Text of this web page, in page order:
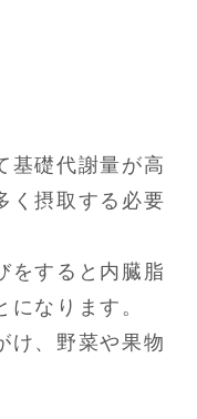
基礎代謝量が高
く摂取する必要
をすると内臓脂
なります。
け、野菜や果物